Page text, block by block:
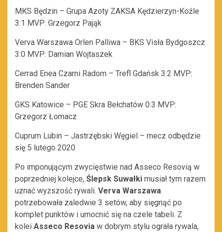
MKS Będzin – Grupa Azoty ZAKSA Kędzierzyn-Koźle
3:1 MVP: Grzegorz Pająk
Verva Warszawa Orlen Palliwa – BKS Visła Bydgoszcz
3:0 MVP: Damian Wojtaszek
Cerrad Enea Czarni Radom – Trefl Gdańsk 3:2 MVP:
Brenden Sander
GKS Katowice – PGE Skra Bełchatów 0:3 MVP:
Grzegorz Łomacz
Cuprum Lubin – Jastrzębski Węgiel – mecz odbędzie
się 5 lutego 2020
Po imponującym zwycięstwie nad Asseco Resovią w
poprzedniej kolejce, Ślepsk Suwałki musiał tym razem
uznać wyższość rywali. Verva Warszawa
potrzebowała zaledwie 3 setów, aby sięgnąć po
komplet punktów i umocnić się na czele tabeli. Z
kolei Asseco Resovia w dobrym stylu ograła rywala,